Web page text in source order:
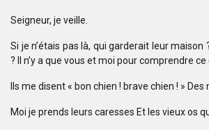
Seigneur, je veille.
Si je n’étais pas là, qui garderait leur maison
? Il n’y a que vous et moi pour comprendre ce
Ils me disent « bon chien ! brave chien ! » Des
Moi je prends leurs caresses Et les vieux os